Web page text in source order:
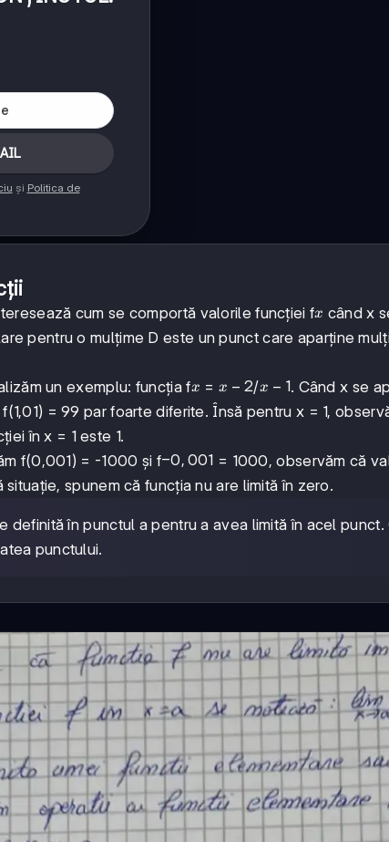
și Politica de
cum se comportă valorile funcției fx
x când x
pentru o mulțime D este un punct care aparține
un exemplu: funcția fx
x = x
-
2
x − 2/x-
1
x − 1. Când x se
f(1,01) = 99 par foarte diferite. Însă pentru x = 1,
în x = 1 este 1.
f(0,001) = -1000 și f-0,001
−0, 001 = 1000, observăm că
spunem că funcția nu are limită în zero.
definită în punctul a pentru a avea limită în acel
punctului.